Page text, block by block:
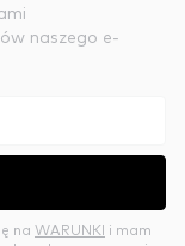
naszego e-
na WARUNKI i mam